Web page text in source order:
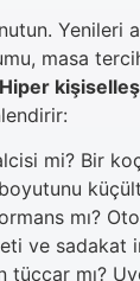
Yenileri
masa
Hiper
mi? Bir
mı?
ve sadakat
tüccar mı?